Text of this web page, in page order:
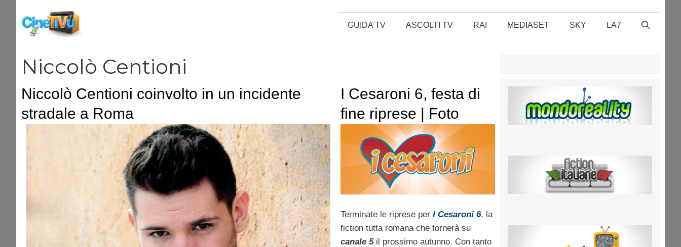
contenuto
GUIDA TV ASCOLTI TV RAI MEDIASET SKY LA7
Niccolò Centioni
Niccolò Centioni coinvolto in un incidente
stradale a Roma
I Cesaroni 6, festa di
fine riprese | Foto
Terminate le riprese per I Cesaroni 6, la
fiction tutta romana che tornerà su
canale 5il prossimo autunno. Con tanto